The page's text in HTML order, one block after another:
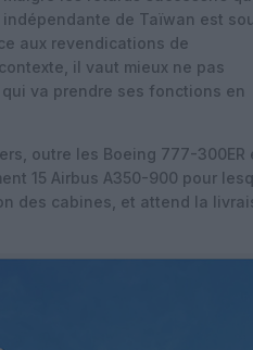
de Taïwan est
aux revendications de
il vaut mieux ne pas
va prendre ses fonctions en
outre les Boeing 777-300ER
15 Airbus A350-900 pour
des cabines, et attend la